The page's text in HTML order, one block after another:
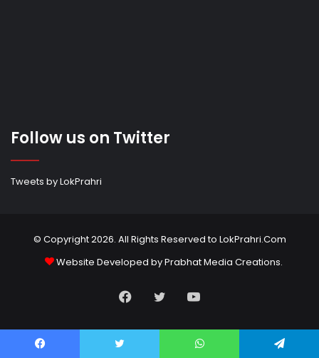
Follow us on Twitter
Tweets by LokPrahri
© Copyright 2026. All Rights Reserved to LokPrahri.Com
Website Developed byPrabhat Media Creations.
Facebook
TwitterYouTube